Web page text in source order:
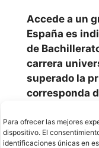
Para ofrecer las mejores
dispositivo. El
identificaciones únicas en
s
Accede a un
España es
de
carrera
superado la
corresponda
examen de
bien el
mayores de